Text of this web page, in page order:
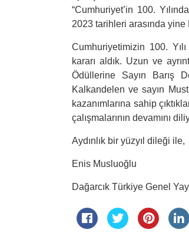
“Cumhuriyet’in 100.
2023 tarihleri arasında yine
Cumhuriyetimizin 100.
kararı aldık. Uzun ve
Ödüllerine Sayın Barış
Kalkandelen ve sayın
kazanımlarına sahip
çalışmalarının devamını
Aydınlık bir yüzyıl dileği ile,
Enis Musluoğlu
Dağarcık Türkiye Genel